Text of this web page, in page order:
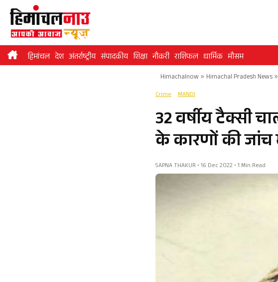
Skip
content
हिमांचल देश अंतर्राष्ट्रीय संपादकीय शिक्षा नौकरी राशिफल धार्मिक मौसम
Himachalnow» Himachal Pradesh News»
Crime MANDI
32 वर्षीय टैक्सी
के कारणों की
SAPNA THAKUR • 16 Dec 2022 • 1 Min Read